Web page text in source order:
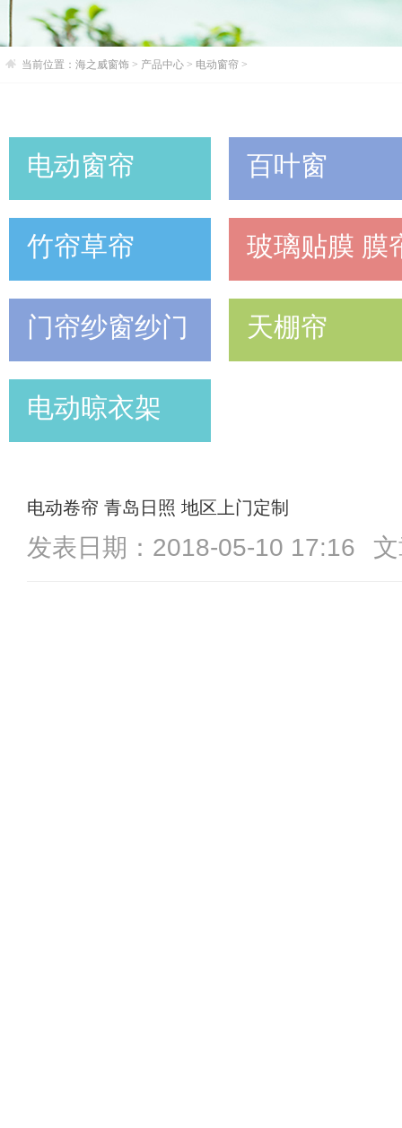
当前位置： 海之威窗饰 > 产品中心 > 电动窗帘 >
电动窗帘 百叶窗
竹帘草帘 玻璃贴膜 膜
门帘纱窗纱门 天棚帘
电动晾衣架
电动卷帘 青岛日照 地区上门定制
发表日期：2018-05-10 17:16